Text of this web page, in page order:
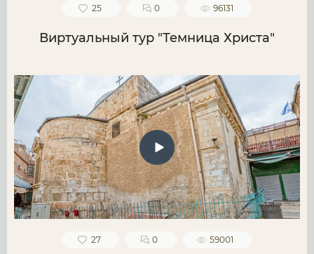
25 0 96131
Виртуальный тур "Темница Христа"
27 0 59001